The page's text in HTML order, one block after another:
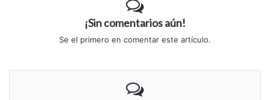
¡Sin comentarios aún!
Se el primero en comentar este artículo.